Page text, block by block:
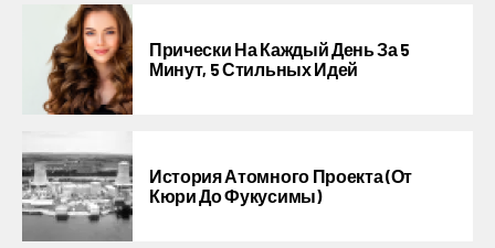
Прически На Каждый День За 5
Минут, 5 Стильных Идей
История Атомного Проекта (от
Кюри До Фукусимы)